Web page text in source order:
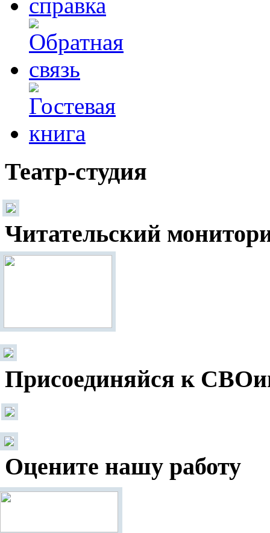
Театр-студия
Читательский
Присоединяйся к
Оцените нашу работу